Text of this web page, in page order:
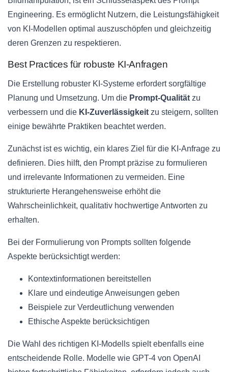
Engineering. Es ermöglicht Nutzern, die Leistungsfähigkeit
von KI-Modellen optimal auszuschöpfen und gleichzeitig
deren Grenzen zu respektieren.
Best Practices für robuste KI-Anfragen
Die Erstellung robuster KI-Systeme erfordert sorgfältige
Planung und Umsetzung. Um die Prompt-Qualität zu
verbessern und die KI-Zuverlässigkeit zu steigern, sollten
einige bewährte Praktiken beachtet werden.
Zunächst ist es wichtig, ein klares Ziel für die KI-Anfrage zu
definieren. Dies hilft, den Prompt präzise zu formulieren
und irrelevante Informationen zu vermeiden. Eine
strukturierte Herangehensweise erhöht die
Wahrscheinlichkeit, qualitativ hochwertige Antworten zu
erhalten.
Bei der Formulierung von Prompts sollten folgende
Aspekte berücksichtigt werden:
Kontextinformationen bereitstellen
Klare und eindeutige Anweisungen geben
Beispiele zur Verdeutlichung verwenden
Ethische Aspekte berücksichtigen
Die Wahl des richtigen KI-Modells spielt ebenfalls eine
entscheidende Rolle. Modelle wie GPT-4 von OpenAI